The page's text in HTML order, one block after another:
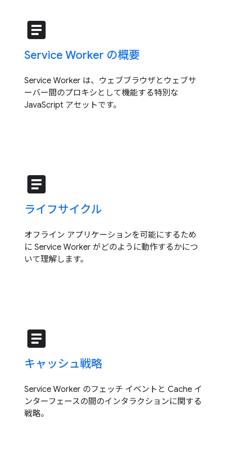
article
Service Worker の概要
Service Worker は、ウェブブラウザとウェブサ
ーバー間のプロキシとして機能する特別な
JavaScript アセットです。
article
ライフサイクル
オフライン アプリケーションを可能にするため
に Service Worker がどのように動作するかにつ
いて理解します。
article
キャッシュ戦略
Service Worker のフェッチ イベントと Cache イ
ンターフェースの間のインタラクションに関する
戦略。